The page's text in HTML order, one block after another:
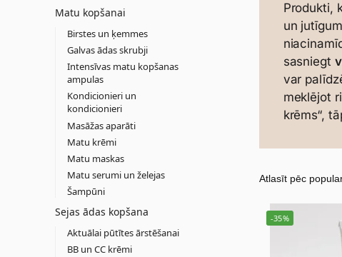
Produkti,
un
sasniegt
var
meklējot
krēms“,
-35%
Matu kopšanai
Birstes un ķemmes
Galvas ādas skrubji
Intensīvas matu kopšanas
ampulas
Kondicionieri un
kondicionieri
Masāžas aparāti
Matu krēmi
Matu maskas
Matu serumi un želejas
Šampūni
Sejas ādas kopšana
Aktuālai pūtītes ārstēšanai
BB un CC krēmi